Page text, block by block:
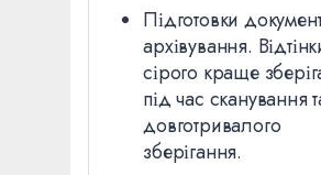
Підготовки
архівування.
сірого краще
під час сканування
довготривалого
зберігання.